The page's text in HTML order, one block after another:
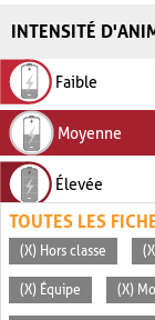
INTENSITÉ
Faible
Moyenne
Élevée
TOUTES LES
(X) Hors classe
(X) Équipe (X)